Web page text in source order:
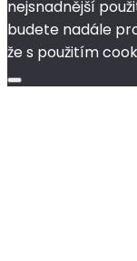
nejsnadnější
budete nadále
že s použitím